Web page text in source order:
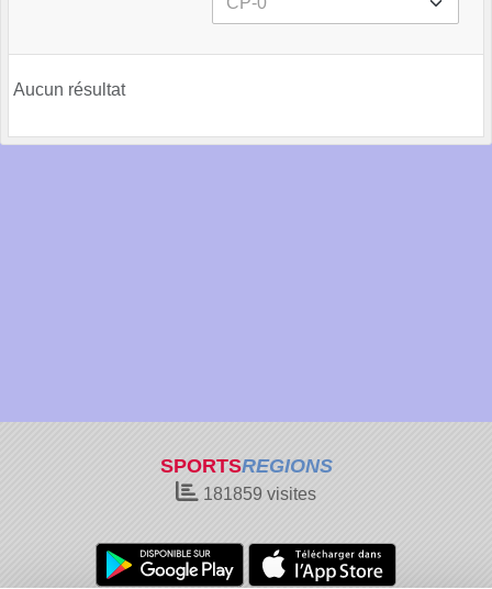
Aucun résultat
SPORTSREGIONS
181859 visites